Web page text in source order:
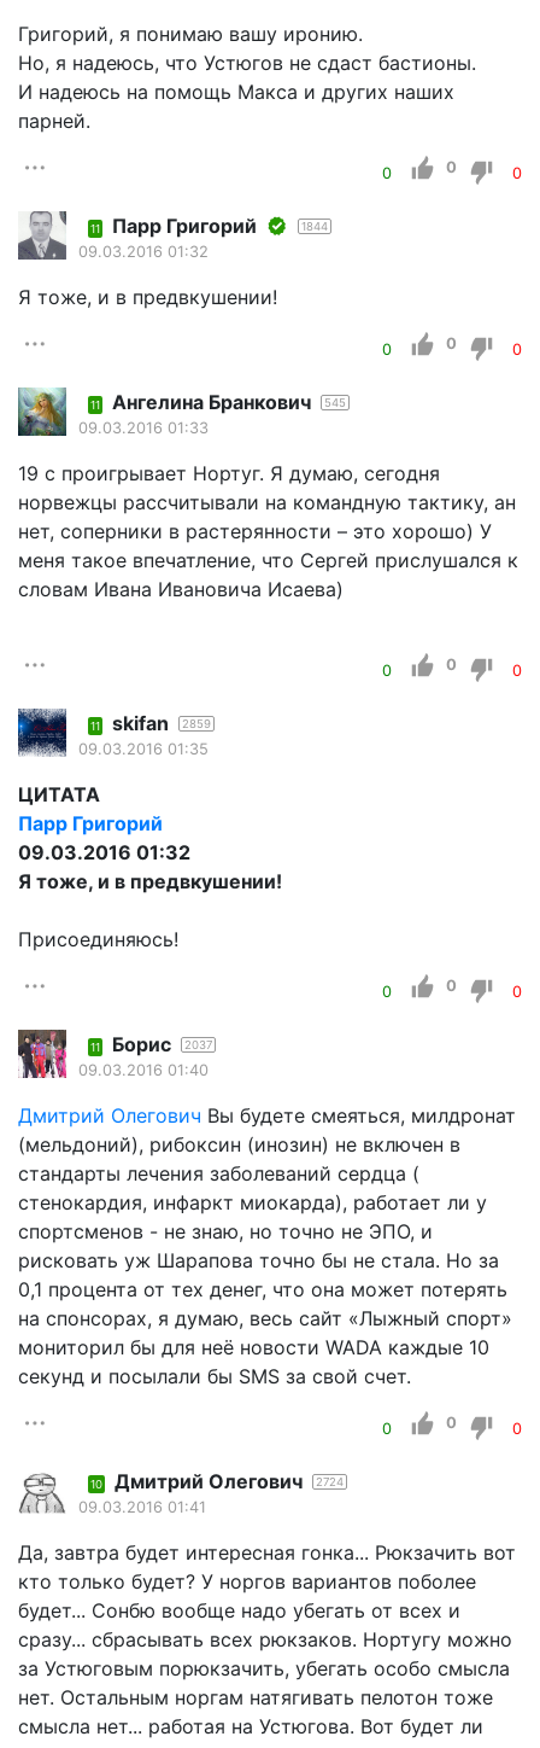
Григорий, я понимаю вашу иронию.
Но, я надеюсь, что Устюгов не сдаст бастионы.
И надеюсь на помощь Макса и других наших
парней.
0 0 0
11 Парр Григорий 1844
09.03.2016 01:32
Я тоже, и в предвкушении!
0 0 0
11 Ангелина Бранкович 545
09.03.2016 01:33
19 с проигрывает Нортуг. Я думаю, сегодня
норвежцы рассчитывали на командную тактику, ан
нет, соперники в растерянности – это хорошо) У
меня такое впечатление, что Сергей прислушался к
словам Ивана Ивановича Исаева)
0 0 0
11 skifan 2859
09.03.2016 01:35
ЦИТАТА
Парр Григорий
09.03.2016 01:32
Я тоже, и в предвкушении!
Присоединяюсь!
0 0 0
11 Борис 2037
09.03.2016 01:40
Дмитрий Олегович Вы будете смеяться, милдронат
(мельдоний), рибоксин (инозин) не включен в
стандарты лечения заболеваний сердца (
стенокардия, инфаркт миокарда), работает ли у
спортсменов - не знаю, но точно не ЭПО, и
рисковать уж Шарапова точно бы не стала. Но за
0,1 процента от тех денег, что она может потерять
на спонсорах, я думаю, весь сайт «Лыжный спорт»
мониторил бы для неё новости WADA каждые 10
секунд и посылали бы SMS за свой счет.
0 0 0
10 Дмитрий Олегович 2724
09.03.2016 01:41
Да, завтра будет интересная гонка... Рюкзачить вот
кто только будет? У норгов вариантов поболее
будет... Сонбю вообще надо убегать от всех и
сразу... сбрасывать всех рюкзаков. Нортугу можно
за Устюговым порюкзачить, убегать особо смысла
нет. Остальным норгам натягивать пелотон тоже
смысла нет... работая на Устюгова. Вот будет ли